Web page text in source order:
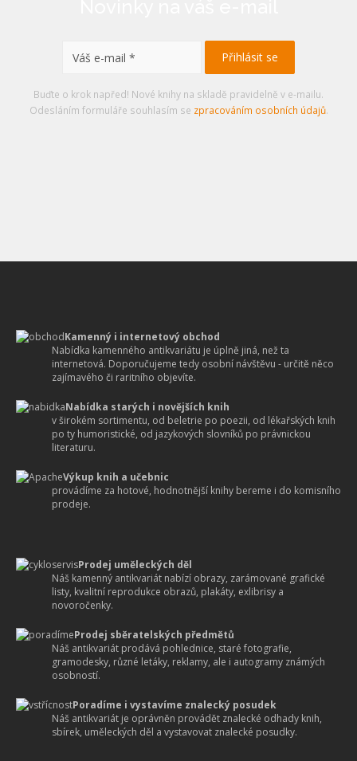
Buďte o krok napřed! Nové knihy na skladě pravidelně v e-mailu.
Odesláním formuláře souhlasím se zpracováním osobních údajů.
Kamenný i internetový obchod
Nabídka kamenného antikvariátu je úplně jiná, než ta
internetová. Doporučujeme tedy osobní návštěvu - určitě něco
zajímavého či raritního objevíte.
Nabídka starých i novějších knih
v širokém sortimentu, od beletrie po poezii, od lékařských knih
po ty humoristické, od jazykových slovníků po právnickou
literaturu.
Výkup knih a učebnic
provádíme za hotové, hodnotnější knihy bereme i do komisního
prodeje.
Prodej uměleckých děl
Náš kamenný antikvariát nabízí obrazy, zarámované grafické
listy, kvalitní reprodukce obrazů, plakáty, exlibrisy a
novoročenky.
Prodej sběratelských předmětů
Náš antikvariát prodává pohlednice, staré fotografie,
gramodesky, různé letáky, reklamy, ale i autogramy známých
osobností.
Poradíme i vystavíme znalecký posudek
Náš antikvariát je oprávněn provádět znalecké odhady knih,
sbírek, uměleckých děl a vystavovat znalecké posudky.